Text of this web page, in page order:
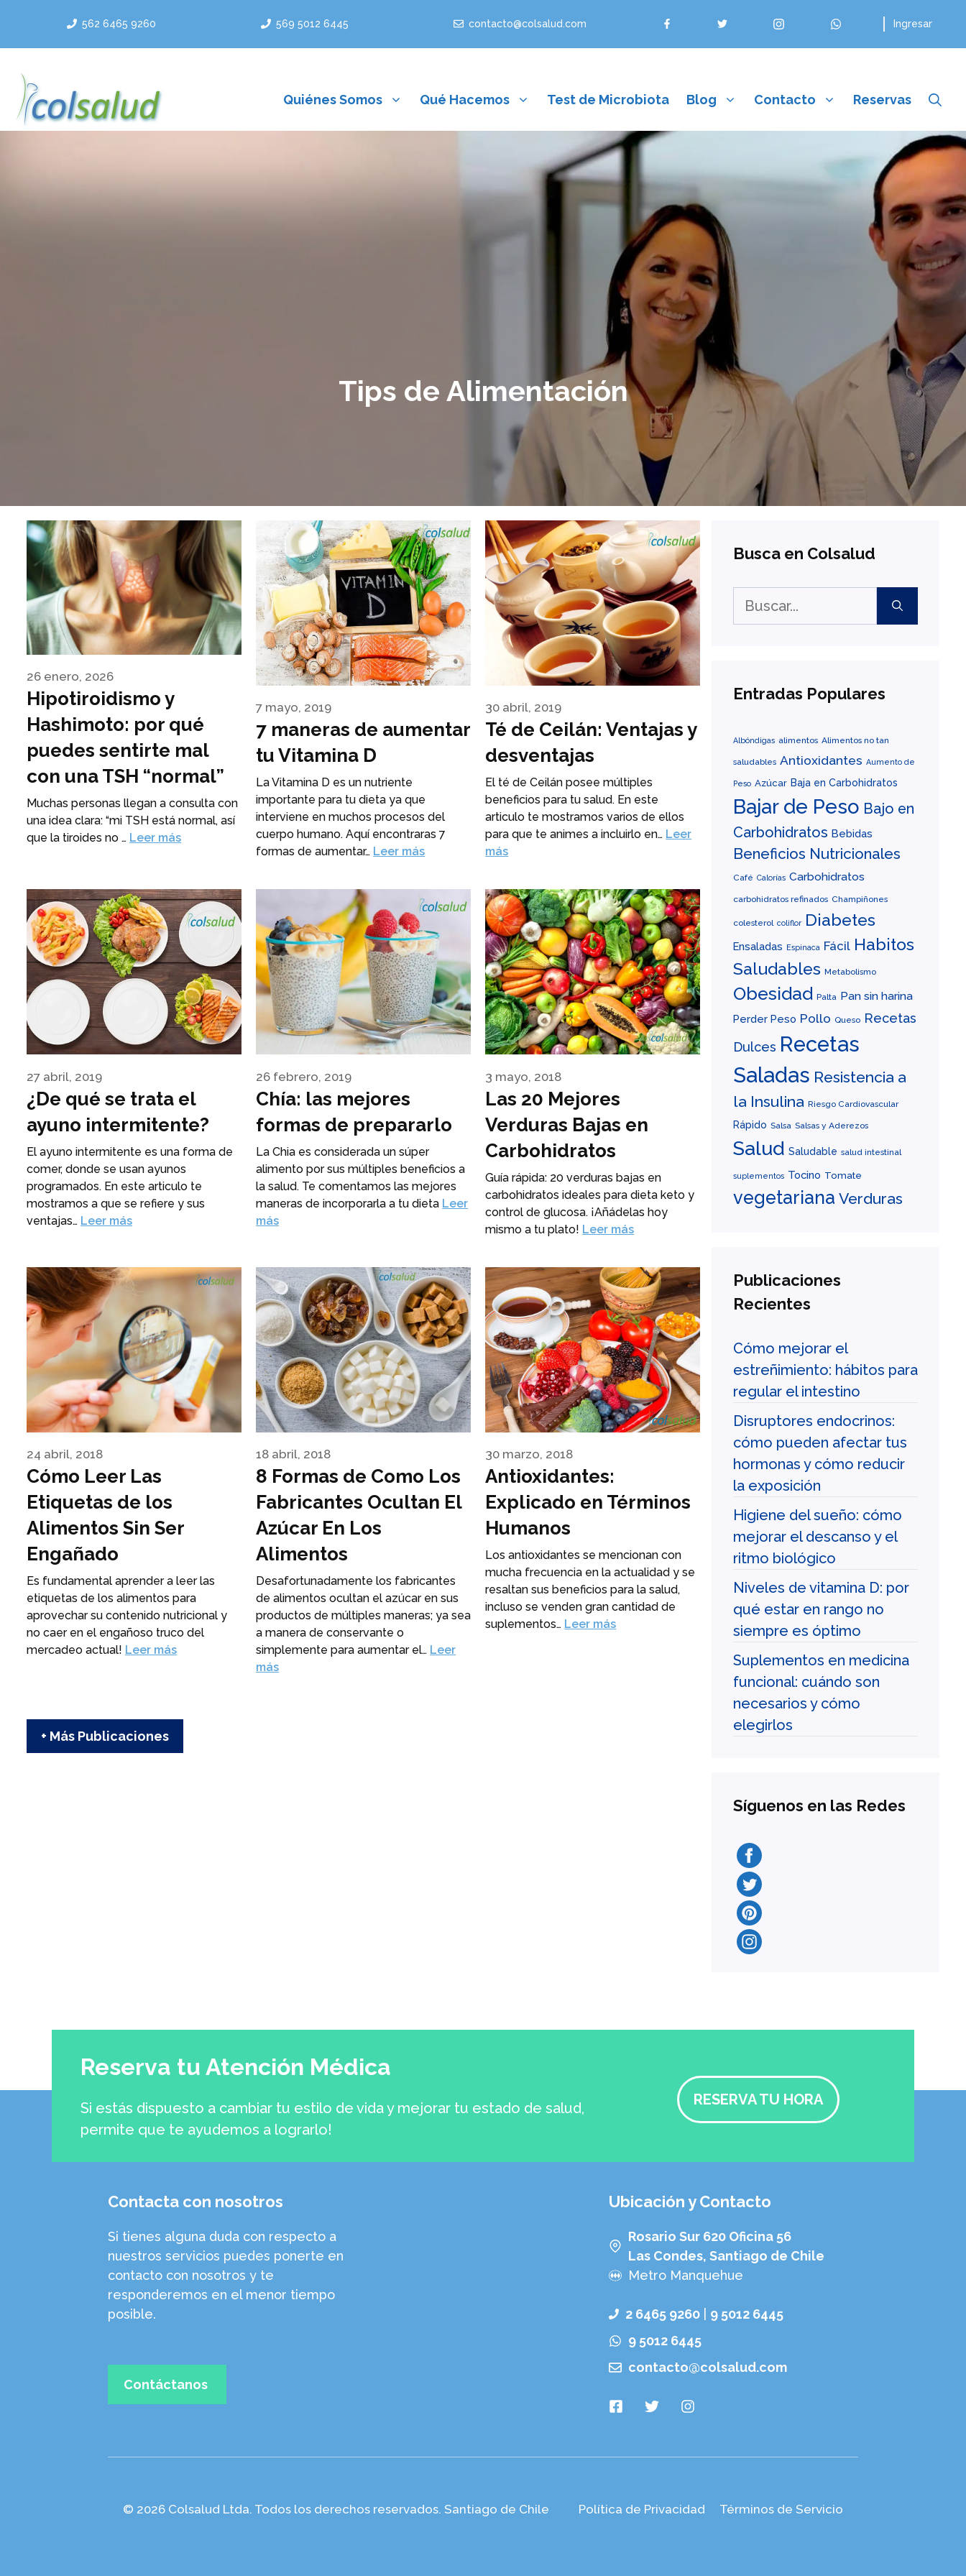
contenido
562 6465 9260 569 5012 6445 contacto@colsalud.com Ingresar
Quiénes Somos Qué Hacemos Test de Microbiota Blog Contacto Reservas
Tips de Alimentación
Hipotiroidismo y
Hashimoto: por qué
puedes sentirte mal
con una TSH “normal”
26 enero, 2026
Muchas personas llegan a consulta con
una idea clara: “mi TSH está normal, así
que la tiroides no … Leer más
7 maneras de aumentar
tu Vitamina D
7 mayo, 2019
La Vitamina D es un nutriente
importante para tu dieta ya que
interviene en muchos procesos del
cuerpo humano. Aquí encontraras 7
formas de aumentar… Leer más
Té de Ceilán: Ventajas y
desventajas
30 abril, 2019
El té de Ceilán posee múltiples
beneficios para tu salud. En este
articulo te mostramos varios de ellos
para que te animes a incluirlo en… Leer
más
¿De qué se trata el
ayuno intermitente?
27 abril, 2019
El ayuno intermitente es una forma de
comer, donde se usan ayunos
programados. En este articulo te
mostramos a que se refiere y sus
ventajas… Leer más
Chía: las mejores
formas de prepararlo
26 febrero, 2019
La Chia es considerada un súper
alimento por sus múltiples beneficios a
la salud. Te comentamos las mejores
maneras de incorporarla a tu dieta Leer
más
Las 20 Mejores
Verduras Bajas en
Carbohidratos
3 mayo, 2018
Guía rápida: 20 verduras bajas en
carbohidratos ideales para dieta keto y
control de glucosa. ¡Añádelas hoy
mismo a tu plato! Leer más
Cómo Leer Las
Etiquetas de los
Alimentos Sin Ser
Engañado
24 abril, 2018
Es fundamental aprender a leer las
etiquetas de los alimentos para
aprovechar su contenido nutricional y
no caer en el engañoso truco del
mercadeo actual! Leer más
8 Formas de Como Los
Fabricantes Ocultan El
Azúcar En Los
Alimentos
18 abril, 2018
Desafortunadamente los fabricantes
de alimentos ocultan el azúcar en sus
productos de múltiples maneras; ya sea
a manera de conservante o
simplemente para aumentar el… Leer
más
Antioxidantes:
Explicado en Términos
Humanos
30 marzo, 2018
Los antioxidantes se mencionan con
mucha frecuencia en la actualidad y se
resaltan sus beneficios para la salud,
incluso se venden gran cantidad de
suplementos… Leer más
+ Más Publicaciones
Busca en Colsalud
Buscar:
Entradas Populares
Albóndigas alimentos Alimentos no tan
saludables Antioxidantes Aumento de
Peso Azúcar Baja en Carbohidratos
Bajar de Peso Bajo en
Carbohidratos Bebidas
Beneficios Nutricionales
Café Calorías Carbohidratos
carbohidratos refinados Champiñones
colesterol coliflor Diabetes
Ensaladas Espinaca Fácil Habitos
Saludables Metabolismo
Obesidad Palta Pan sin harina
Perder Peso Pollo Queso Recetas
Dulces Recetas
Saladas Resistencia a
la Insulina Riesgo Cardiovascular
Rápido Salsa Salsas y Aderezos
Salud Saludable salud intestinal
suplementos Tocino Tomate
vegetariana Verduras
Publicaciones
Recientes
Cómo mejorar el
estreñimiento: hábitos para
regular el intestino
Disruptores endocrinos:
cómo pueden afectar tus
hormonas y cómo reducir
la exposición
Higiene del sueño: cómo
mejorar el descanso y el
ritmo biológico
Niveles de vitamina D: por
qué estar en rango no
siempre es óptimo
Suplementos en medicina
funcional: cuándo son
necesarios y cómo
elegirlos
Síguenos en las Redes
Reserva tu Atención Médica
Si estás dispuesto a cambiar tu estilo de vida y mejorar tu estado de salud,
permite que te ayudemos a lograrlo!
RESERVA TU HORA
Contacta con nosotros
Si tienes alguna duda con respecto a
nuestros servicios puedes ponerte en
contacto con nosotros y te
responderemos en el menor tiempo
posible.
Contáctanos
Ubicación y Contacto
Rosario Sur 620 Oficina 56
Las Condes, Santiago de Chile
Metro Manquehue
2 6465 9260
9 5012 6445
9 5012 6445
contacto@colsalud.com
© 2026 Colsalud Ltda. Todos los derechos reservados. Santiago de Chile Política de Privacidad Términos de Servicio